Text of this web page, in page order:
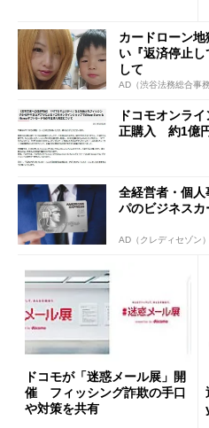
カードローン
い『返済停止
して
AD（渋谷法務総合事務
ドコモオンラ
正購入 約1億
全経営者・個
パのビジネスカ
AD（クレディセゾン）
ドコモが「迷惑メール展」開
催 フィッシング詐欺の手口
や対策を共有